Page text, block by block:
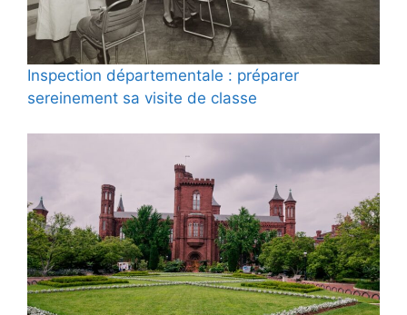
Inspection départementale : préparer
sereinement sa visite de classe